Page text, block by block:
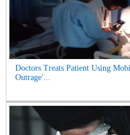
Doctors Treats Patient Using
Outrage'...